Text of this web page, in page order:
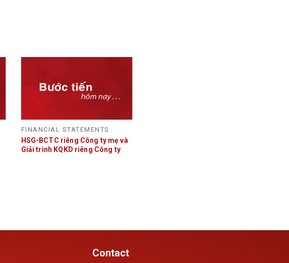
FINANCIAL STATEMENTS
HSG-BCTC riêng Công ty mẹ và
Giải trình KQKD riêng Công ty
Contact